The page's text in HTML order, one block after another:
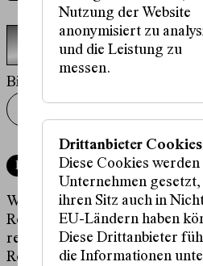
Bitte hier die Zeichenfolge
Reservieren
Wir bitte um Verständnis, dass
Reservierungsvorgang nur
reservieren können. Für
Reservierungen für
Nutzung der Website
anonymisiert zu
und die Leistung zu
messen.
Drittanbieter Cookies
Diese Cookies werden
Unternehmen gesetzt,
ihren Sitz auch in
EU-Ländern haben
Diese Drittanbieter
die Informationen